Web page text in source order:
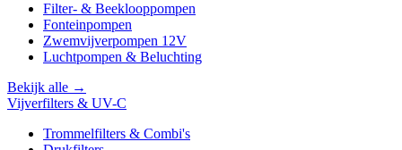
Filter- & Beeklooppompen
Fonteinpompen
Zwemvijverpompen 12V
Luchtpompen & Beluchting
Bekijk alle →
Vijverfilters & UV-C
Trommelfilters & Combi's